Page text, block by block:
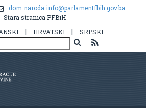
dom.naroda.info@parlamentfbih.gov.ba
Stara stranica PFBiH
| HRVATSKI | SRPSKI